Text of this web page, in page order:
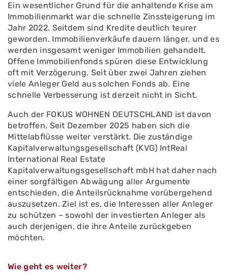
Ein wesentlicher Grund für die anhaltende Krise am
Immobilienmarkt war die schnelle Zinssteigerung im
Jahr 2022. Seitdem sind Kredite deutlich teurer
geworden. Immobilienverkäufe dauern länger, und es
werden insgesamt weniger Immobilien gehandelt.
Offene Immobilienfonds spüren diese Entwicklung
oft mit Verzögerung. Seit über zwei Jahren ziehen
viele Anleger Geld aus solchen Fonds ab. Eine
schnelle Verbesserung ist derzeit nicht in Sicht.
Auch der FOKUS WOHNEN DEUTSCHLAND ist davon
betroffen. Seit Dezember 2025 haben sich die
Mittelabflüsse weiter verstärkt. Die zuständige
Kapitalverwaltungsgesellschaft (KVG) IntReal
International Real Estate
Kapitalverwaltungsgesellschaft mbH hat daher nach
einer sorgfältigen Abwägung aller Argumente
entschieden, die Anteilsrücknahme vorübergehend
auszusetzen. Ziel ist es, die Interessen aller Anleger
zu schützen – sowohl der investierten Anleger als
auch derjenigen, die ihre Anteile zurückgeben
möchten.
Wie geht es weiter?